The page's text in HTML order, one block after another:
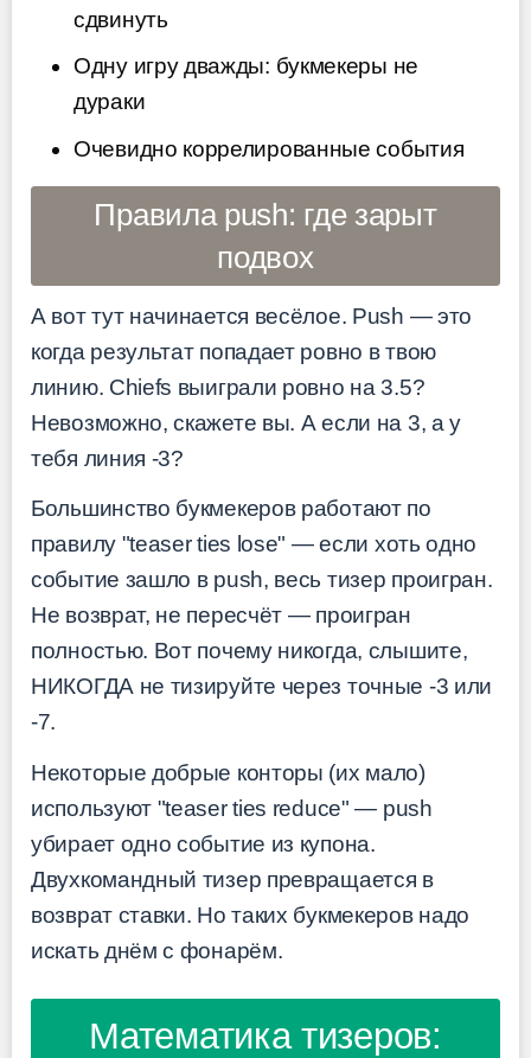
сдвинуть
Одну игру дважды: букмекеры не
дураки
Очевидно коррелированные события
Правила push: где зарыт
подвох
А вот тут начинается весёлое. Push — это
когда результат попадает ровно в твою
линию. Chiefs выиграли ровно на 3.5?
Невозможно, скажете вы. А если на 3, а у
тебя линия -3?
Большинство букмекеров работают по
правилу "teaser ties lose" — если хоть одно
событие зашло в push, весь тизер проигран.
Не возврат, не пересчёт — проигран
полностью. Вот почему никогда, слышите,
НИКОГДА не тизируйте через точные -3 или
-7.
Некоторые добрые конторы (их мало)
используют "teaser ties reduce" — push
убирает одно событие из купона.
Двухкомандный тизер превращается в
возврат ставки. Но таких букмекеров надо
искать днём с фонарём.
Математика тизеров: